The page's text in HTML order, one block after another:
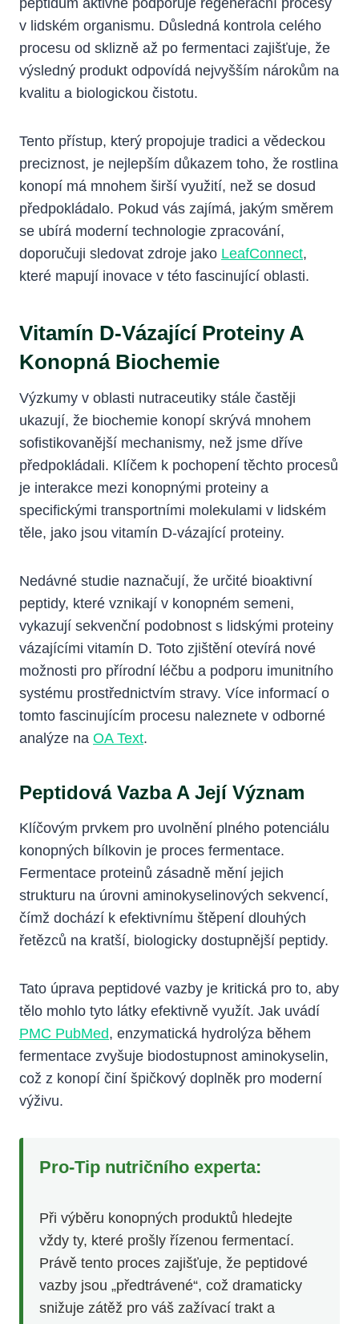
v lidském organismu. Důsledná kontrola celého
procesu od sklizně až po fermentaci zajišťuje, že
výsledný produkt odpovídá nejvyšším nárokům na
kvalitu a biologickou čistotu.
Tento přístup, který propojuje tradici a vědeckou
preciznost, je nejlepším důkazem toho, že rostlina
konopí má mnohem širší využití, než se dosud
předpokládalo. Pokud vás zajímá, jakým směrem
se ubírá moderní technologie zpracování,
doporučuji sledovat zdroje jako LeafConnect,
které mapují inovace v této fascinující oblasti.
Vitamín D-Vázající Proteiny A
Konopná Biochemie
Výzkumy v oblasti nutraceutiky stále častěji
ukazují, že biochemie konopí skrývá mnohem
sofistikovanější mechanismy, než jsme dříve
předpokládali. Klíčem k pochopení těchto procesů
je interakce mezi konopnými proteiny a
specifickými transportními molekulami v lidském
těle, jako jsou vitamín D-vázající proteiny.
Nedávné studie naznačují, že určité bioaktivní
peptidy, které vznikají v konopném semeni,
vykazují sekvenční podobnost s lidskými proteiny
vázajícími vitamín D. Toto zjištění otevírá nové
možnosti pro přírodní léčbu a podporu imunitního
systému prostřednictvím stravy. Více informací o
tomto fascinujícím procesu naleznete v odborné
analýze na OA Text.
Peptidová Vazba A Její Význam
Klíčovým prvkem pro uvolnění plného potenciálu
konopných bílkovin je proces fermentace.
Fermentace proteinů zásadně mění jejich
strukturu na úrovni aminokyselinových sekvencí,
čímž dochází k efektivnímu štěpení dlouhých
řetězců na kratší, biologicky dostupnější peptidy.
Tato úprava peptidové vazby je kritická pro to, aby
tělo mohlo tyto látky efektivně využít. Jak uvádí
PMC PubMed, enzymatická hydrolýza během
fermentace zvyšuje biodostupnost aminokyselin,
což z konopí činí špičkový doplněk pro moderní
výživu.
Pro-Tip nutričního experta:
Při výběru konopných produktů hledejte
vždy ty, které prošly řízenou fermentací.
Právě tento proces zajišťuje, že peptidové
vazby jsou „předtrávené“, což dramaticky
snižuje zátěž pro váš zažívací trakt a